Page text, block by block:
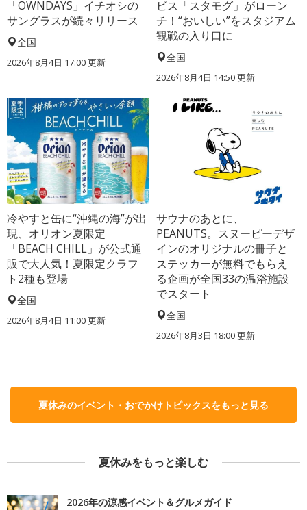
「OWNDAYS」イチオシの
サングラスが続々リリース
全国
2026年8月4日 17:00更新
ビス「スタモグ」がローン
チ！“おいしい”をスタジアム
観戦の入り口に
全国
2026年8月4日 14:50更新
冷やすと缶に“沖縄の海”が出
現、オリオン夏限定
「BEACH CHILL」が公式通
販で大人気！夏限定クラフ
ト2種も登場
全国
2026年8月4日 11:00更新
サウナのあとに、
PEANUTS。スヌーピーデザ
インのオリジナルの冊子と
ステッカーが無料でもらえ
る企画が全国33の温浴施設
でスタート
全国
2026年8月3日 18:00更新
夏休みのイベント・おでかけトピックスをもっと見る
夏休みをもっと楽しむ
2026年の涼感イベント＆グルメガイド